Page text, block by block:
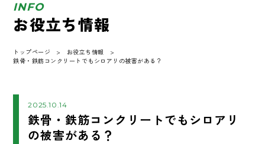
INFO
お役立ち情報
トップページ
お役立ち情報
鉄骨・鉄筋コンクリートでもシロアリの被害がある？
2025.10.14
鉄骨・鉄筋コンクリートでもシロアリ
の被害がある？